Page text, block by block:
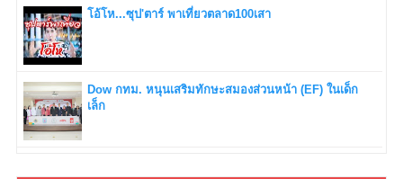
โอ้โห...ซุป'ตาร์ พาเที่ยวตลาด100เสา
Dow กทม. หนุนเสริมทักษะสมองส่วนหน้า (EF) ในเด็ก
เล็ก